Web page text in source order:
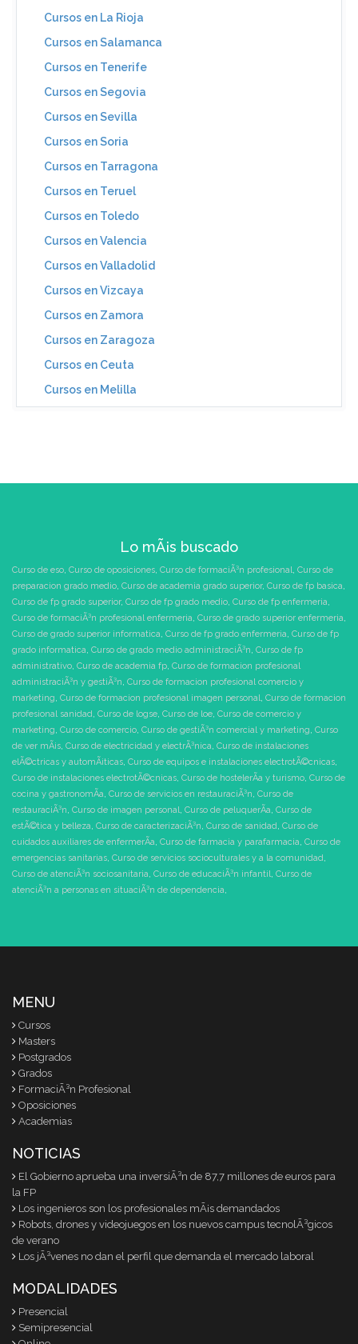
Cursos en La Rioja
Cursos en Salamanca
Cursos en Tenerife
Cursos en Segovia
Cursos en Sevilla
Cursos en Soria
Cursos en Tarragona
Cursos en Teruel
Cursos en Toledo
Cursos en Valencia
Cursos en Valladolid
Cursos en Vizcaya
Cursos en Zamora
Cursos en Zaragoza
Cursos en Ceuta
Cursos en Melilla
Lo mÃ¡s buscado
Curso de eso, Curso de oposiciones, Curso de formaciÃ³n profesional, Curso de
preparacion grado medio, Curso de academia grado superior, Curso de fp basica,
Curso de fp grado superior, Curso de fp grado medio, Curso de fp enfermeria,
Curso de formaciÃ³n profesional enfermeria, Curso de grado superior enfermeria,
Curso de grado superior informatica, Curso de fp grado enfermeria, Curso de fp
grado informatica, Curso de grado medio administraciÃ³n, Curso de fp
administrativo, Curso de academia fp, Curso de formacion profesional
administraciÃ³n y gestiÃ³n, Curso de formacion profesional comercio y
marketing, Curso de formacion profesional imagen personal, Curso de formacion
profesional sanidad, Curso de logse, Curso de loe, Curso de comercio y
marketing, Curso de comercio, Curso de gestiÃ³n comercial y marketing, Curso
de ver mÃ¡s, Curso de electricidad y electrÃ³nica, Curso de instalaciones
elÃ©ctricas y automÃ¡ticas, Curso de equipos e instalaciones electrotÃ©cnicas,
Curso de instalaciones electrotÃ©cnicas, Curso de hostelerÃ­a y turismo, Curso de
cocina y gastronomÃ­a, Curso de servicios en restauraciÃ³n, Curso de
restauraciÃ³n, Curso de imagen personal, Curso de peluquerÃ­a, Curso de
estÃ©tica y belleza, Curso de caracterizaciÃ³n, Curso de sanidad, Curso de
cuidados auxiliares de enfermerÃ­a, Curso de farmacia y parafarmacia, Curso de
emergencias sanitarias, Curso de servicios socioculturales y a la comunidad,
Curso de atenciÃ³n sociosanitaria, Curso de educaciÃ³n infantil, Curso de
atenciÃ³n a personas en situaciÃ³n de dependencia,
MENU
Cursos
Masters
Postgrados
Grados
FormaciÃ³n Profesional
Oposiciones
Academias
NOTICIAS
El Gobierno aprueba una inversiÃ³n de 87,7 millones de euros para
la FP
Los ingenieros son los profesionales mÃ¡s demandados
Robots, drones y videojuegos en los nuevos campus tecnolÃ³gicos
de verano
Los jÃ³venes no dan el perfil que demanda el mercado laboral
MODALIDADES
Presencial
Semipresencial